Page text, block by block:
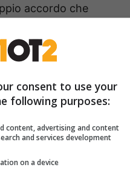
accordo che
anche di indennità
è stato
dedicato alle
i
consent to use your
following purposes:
content, advertising and content
and services development
on a device